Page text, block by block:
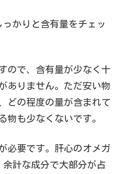
かりと含有量をチェッ
ので、含有量が少なく十
ありません。ただ安い物
どの程度の量が含まれて
物も少なくないです。
必要です。肝心のオメガ
計な成分で大部分が占